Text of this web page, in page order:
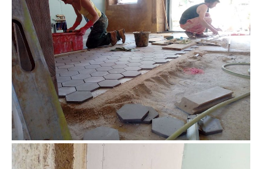
chantier tomette grise pose hexagonale joint
clair